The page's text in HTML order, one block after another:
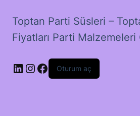
Toptan Parti Süsleri –
Fiyatları Parti Malzemeleri
LinkedIn
Instagram
Facebook
Oturum aç